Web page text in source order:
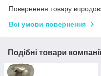
Повернення товару
Всі умови повернення
Подібні товари